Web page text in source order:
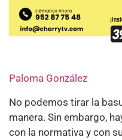
Paloma González
No podemos tirar la
manera. Sin embargo,
con la normativa y con